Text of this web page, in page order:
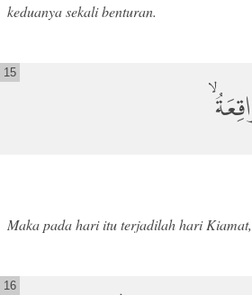
keduanya sekali benturan.
15
Maka pada hari itu terjadilah hari Kiamat,
16